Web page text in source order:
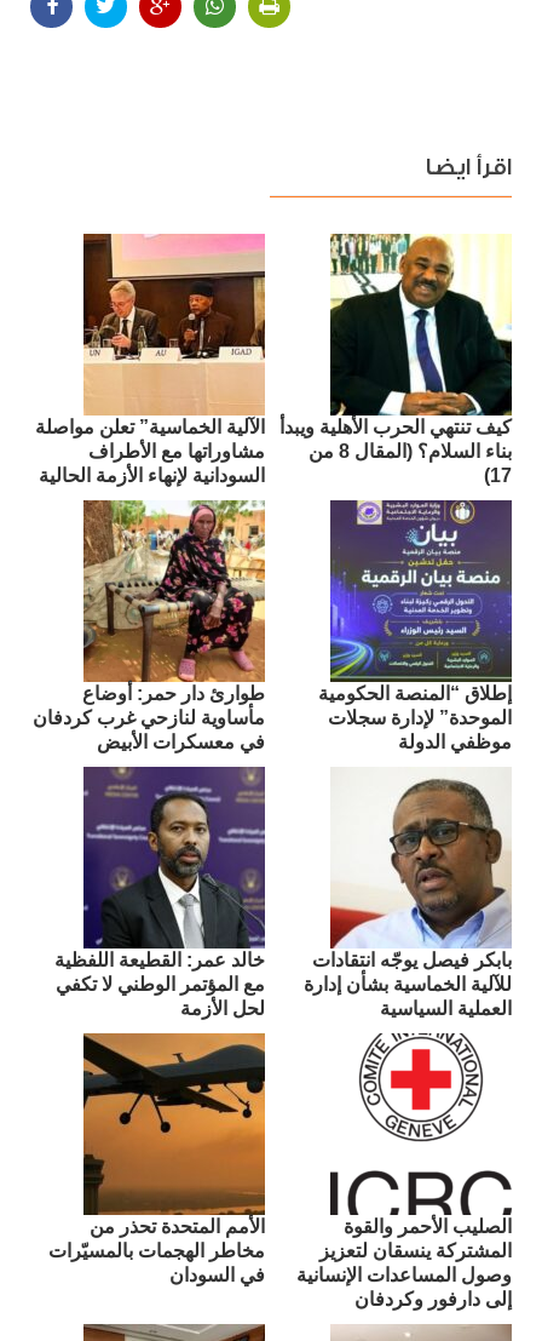
اقرأ ايضا
كيف تنتهي الحرب الأهلية ويبدأ
بناء السلام؟ (المقال 8 من
17)
الآلية الخماسية” تعلن مواصلة
مشاوراتها مع الأطراف
السودانية لإنهاء الأزمة الحالية
إطلاق “المنصة الحكومية
الموحدة” لإدارة سجلات
موظفي الدولة
طوارئ دار حمر: أوضاع
مأساوية لنازحي غرب كردفان
في معسكرات الأبيض
بابكر فيصل يوجّه انتقادات
للآلية الخماسية بشأن إدارة
العملية السياسية
​خالد عمر: القطيعة اللفظية
مع المؤتمر الوطني لا تكفي
لحل الأزمة
الصليب الأحمر والقوة
المشتركة ينسقان لتعزيز
وصول المساعدات الإنسانية
إلى دارفور وكردفان
الأمم المتحدة تحذر من
مخاطر الهجمات بالمسيّرات
في السودان